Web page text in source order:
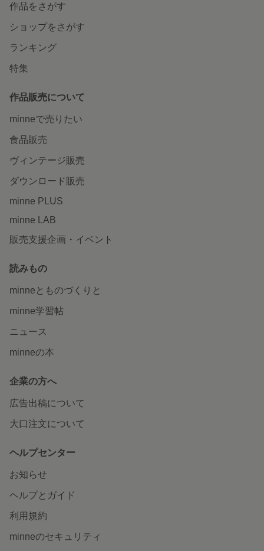
作品をさがす
ショップをさがす
ランキング
特集
作品販売について
minneで売りたい
食品販売
ヴィンテージ販売
ダウンロード販売
minne PLUS
minne LAB
販売支援企画・イベント
読みもの
minneとものづくりと
minne学習帖
ニュース
minneの本
企業の方へ
広告出稿について
大口注文について
ヘルプセンター
お知らせ
ヘルプとガイド
利用規約
minneのセキュリティ